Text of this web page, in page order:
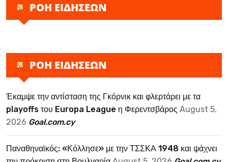
ΡΟΗ ΕΙΔΗΣΕΩΝ
ΡΟΗ ΕΙΔΗΣΕΩΝ
Έκαμψε την αντίσταση της Γκόρνικ και φλερτάρει με τα
playoffs του Europa League η Φερεντσβάρος August 5,
2026 Goal.com.cy
Παναθηναϊκός: «Κόλλησε» με την ΤΣΣΚΑ 1948 και ψάχνει